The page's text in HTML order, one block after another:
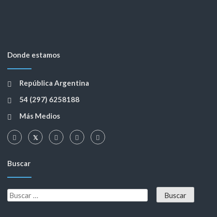
Donde estamos
República Argentina
54 (297) 6258188
Más Medios
Buscar